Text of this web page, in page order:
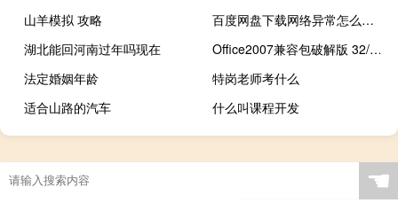
山羊模拟 攻略
百度网盘下载网络异常怎么解决？
湖北能回河南过年吗现在
Office2007兼容包破解版 32/64位 完整版（Office2007兼容包破解版 32/64位 完整版功能简介）
法定婚姻年龄
特岗老师考什么
适合山路的汽车
什么叫课程开发
☚